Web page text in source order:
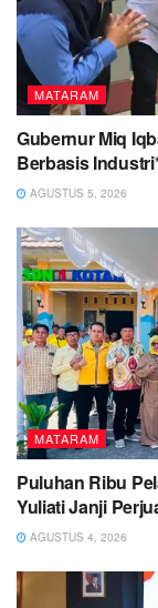
MATARAM
Gubernur Miq
Berbasis
AGUSTUS 5, 2026
MATARAM
Puluhan Ribu
Yuliati Janji
AGUSTUS 4, 2026